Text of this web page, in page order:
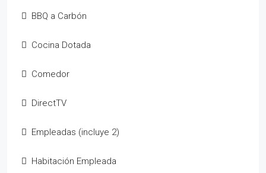
BBQ a Carbón
Cocina Dotada
Comedor
DirectTV
Empleadas (incluye 2)
Habitación Empleada